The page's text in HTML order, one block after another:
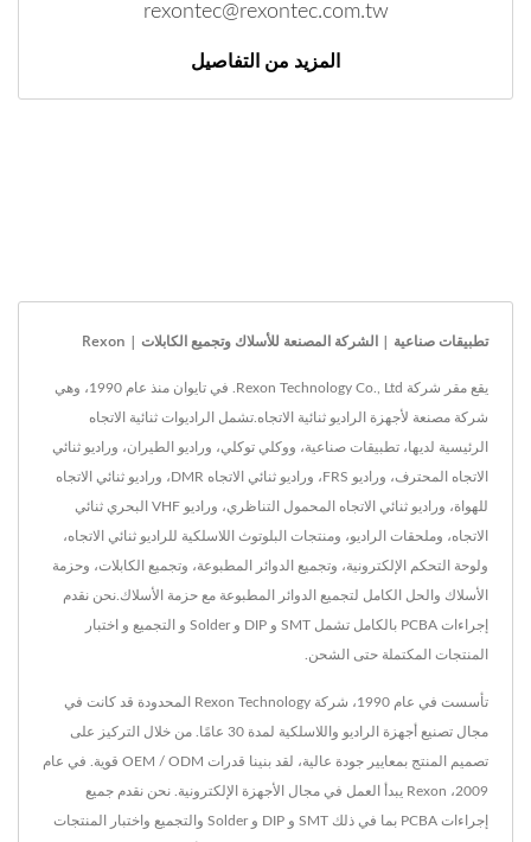
rexontec@rexontec.com.tw
المزيد من التفاصيل
تطبيقات صناعية | الشركة المصنعة للأسلاك وتجميع الكابلات | Rexon
يقع مقر شركة Rexon Technology Co., Ltd. في تايوان منذ عام 1990، وهي
شركة مصنعة لأجهزة الراديو ثنائية الاتجاه.تشمل الراديوات ثنائية الاتجاه
الرئيسية لديها، تطبيقات صناعية، ووكلي توكلي، وراديو الطيران، وراديو ثنائي
الاتجاه المحترف، وراديو FRS، وراديو ثنائي الاتجاه DMR، وراديو ثنائي الاتجاه
للهواة، وراديو ثنائي الاتجاه المحمول التناظري، وراديو VHF البحري ثنائي
الاتجاه، وملحقات الراديو، ومنتجات البلوتوث اللاسلكية للراديو ثنائي الاتجاه،
ولوحة التحكم الإلكترونية، وتجميع الدوائر المطبوعة، وتجميع الكابلات، وحزمة
الأسلاك والحل الكامل لتجميع الدوائر المطبوعة مع حزمة الأسلاك.نحن نقدم
إجراءات PCBA بالكامل تشمل SMT و DIP و Solder و التجميع و اختبار
المنتجات المكتملة حتى الشحن.
تأسست في عام 1990، شركة Rexon Technology المحدودة قد كانت في
مجال تصنيع أجهزة الراديو واللاسلكية لمدة 30 عامًا. من خلال التركيز على
تصميم المنتج بمعايير جودة عالية، لقد بنينا قدرات OEM / ODM قوية. في عام
2009، Rexon يبدأ العمل في مجال الأجهزة الإلكترونية. نحن نقدم جميع
إجراءات PCBA بما في ذلك SMT و DIP و Solder والتجميع واختبار المنتجات